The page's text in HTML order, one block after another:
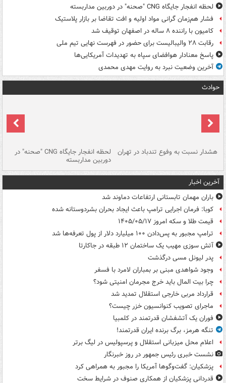
لحظه انفجار جایگاه CNG "صحنه" در دوربین مداربسته
فشار هم‌زمان گرانی مواد اولیه و افت تقاضا بر بازار پلاستیک
کامیون با راننده ۸ ساله در اصفهان توقیف شد
رقابت ۲۸ والیبالیست برای حضور در فهرست نهایی تیم ملی
پاسخ معنادار هوافضای سپاه به تهدیدات آمریکایی‌ها
آخرین وضعیت نبرد به روایت مهدی محمدی
حوادث
هشدار نسبت به وفوع تندباد در تهران لحظه انفجار جایگاه CNG "صحنه" در
دوربین مداربسته
آخرین اخبار
باران مهمان تابستانی ارتفاعات دماوند شد
کوبا: فرمان اجرایی ترامپ باعث ایجاد بحران بشردوستانه شده
قیمت طلا و سکه امروز ۱۴۰۵/۰۵/۱۷
ترامپ مجبور به پس‌دادن ۱۰۰ میلیارد دلار از پول تعرفه‌ها شد
آتش سوزی مهیب یک ساختمان ۱۲ طبقه در جاکارتا
پدر لیونل مسی درگذشت
وجود شواهدی مبنی بر بمباران لامرد با فسفر
چرا بیت المال باید خرج مجرمان امنیتی شود؟
قرارداد مربی خارجی استقلال تمدید شد
ماجرای تصویب کنوانسیون خزر چیست؟
فوران یک آتشفشان قدرتمند در کلمبیا
تنگه هرمز، برگ برنده ایران قدرتمند!
اعلام محل میزبانی استقلال و پرسپولیس در لیگ برتر
نشست خبری رئیس جمهور در روز خبرنگار
پزشکیان: گفت‌وگوها آمریکا را مجبور به همراهی کرد
قدردانی پزشکیان از همکاری صنوف در شرایط سخت